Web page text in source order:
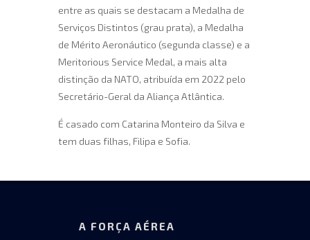
entre as quais se destacam a Medalha de
Serviços Distintos (grau prata), a Medalha
de Mérito Aeronáutico (segunda classe) e a
Meritorious Service Medal, a mais alta
distinção da NATO, atribuída em 2022 pelo
Secretário-Geral da Aliança Atlântica.
É casado com Catarina Monteiro da Silva e
tem duas filhas, Filipa e Sofia.
A FORÇA AÉREA